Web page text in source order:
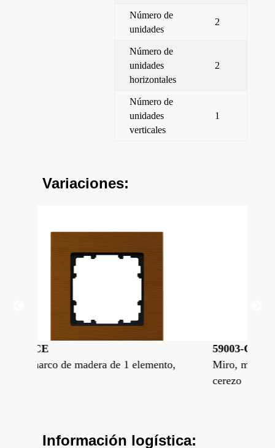
Número de
unidades
2
Número de
unidades
horizontales
2
Número de
unidades
verticales
1
Variaciones:
59003-CE
Miro, marco de madera de 3 elementos,
Información logística: